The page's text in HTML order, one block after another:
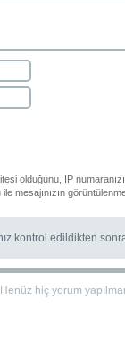
olduğunu, IP
mesajınızın
kontrol edildikten
Henüz hiç yorum